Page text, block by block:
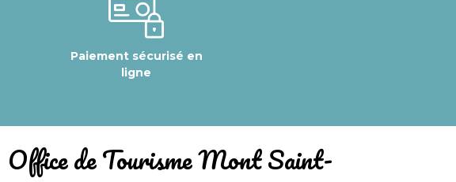
Paiement sécurisé en
ligne
​Office de Tourisme Mont Saint-